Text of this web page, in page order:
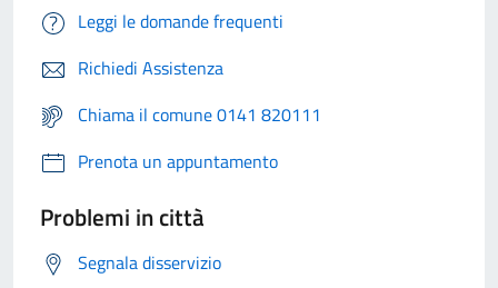
Leggi le domande frequenti
Richiedi Assistenza
Chiama il comune 0141 820111
Prenota un appuntamento
Problemi in città
Segnala disservizio